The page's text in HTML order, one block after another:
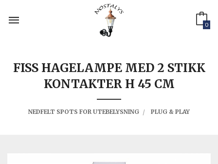
innholdet
0
FISS HAGELAMPE MED 2 STIKK
KONTAKTER H 45 CM
NEDFELT SPOTS FOR UTEBELYSNING PLUG & PLAY